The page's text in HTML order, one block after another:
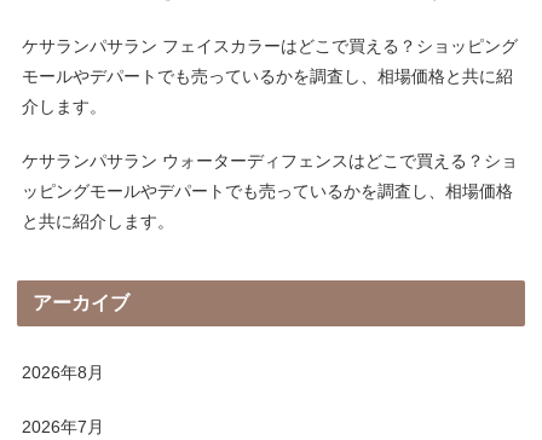
ケサランパサラン フェイスカラーはどこで買える？ショッピング
モールやデパートでも売っているかを調査し、相場価格と共に紹
介します。
ケサランパサラン ウォーターディフェンスはどこで買える？ショ
ッピングモールやデパートでも売っているかを調査し、相場価格
と共に紹介します。
アーカイブ
2026年8月
2026年7月